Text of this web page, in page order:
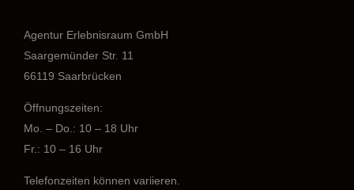
Agentur Erlebnisraum GmbH
Saargemünder Str. 11
66119 Saarbrücken
Öffnungszeiten:
Mo. – Do.: 10 – 18 Uhr
Fr.: 10 – 16 Uhr
Telefonzeiten können variieren.